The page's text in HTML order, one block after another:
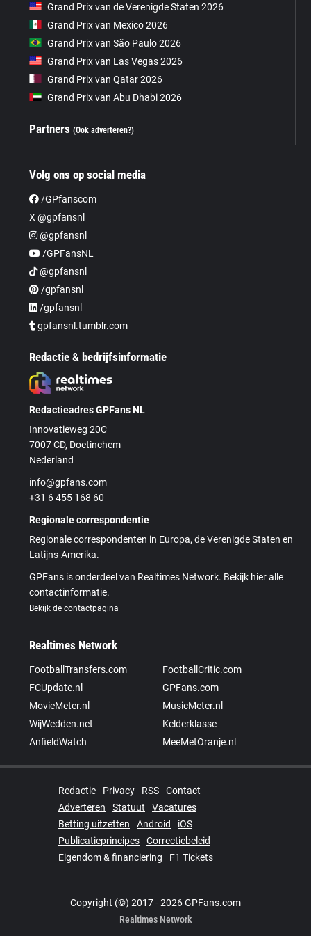
Grand Prix van de Verenigde Staten 2026
Grand Prix van Mexico 2026
Grand Prix van São Paulo 2026
Grand Prix van Las Vegas 2026
Grand Prix van Qatar 2026
Grand Prix van Abu Dhabi 2026
Partners(Ook adverteren?)
Volg ons op social media
/GPfanscom
X @gpfansnl
@gpfansnl
/GPFansNL
@gpfansnl
/gpfansnl
/gpfansnl
gpfansnl.tumblr.com
Redactie & bedrijfsinformatie
Redactieadres GPFans NL
Innovatieweg 20C
7007 CD, Doetinchem
Nederland
info@gpfans.com
+31 6 455 168 60
Regionale correspondentie
Regionale correspondenten in Europa, de Verenigde Staten en
Latijns-Amerika.
GPFans is onderdeel van Realtimes Network. Bekijk hier alle
contactinformatie.
Bekijk de contactpagina
Realtimes Network
FootballTransfers.com
FootballCritic.com
FCUpdate.nl
GPFans.com
MovieMeter.nl
MusicMeter.nl
WijWedden.net
Kelderklasse
AnfieldWatch
MeeMetOranje.nl
Redactie Privacy RSS
Contact
Adverteren
Statuut
Vacatures
Betting uitzetten
Android
iOS
Publicatieprincipes
Correctiebeleid
Eigendom & financiering
F1 Tickets
Copyright (©) 2017 - 2026 GPFans.com
Realtimes Network